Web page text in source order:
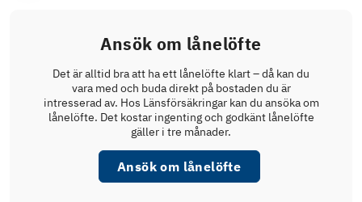
Ansök om lånelöfte
Det är alltid bra att ha ett lånelöfte klart – då kan du
vara med och buda direkt på bostaden du är
intresserad av. Hos Länsförsäkringar kan du ansöka om
lånelöfte. Det kostar ingenting och godkänt lånelöfte
gäller i tre månader.
Ansök om lånelöfte